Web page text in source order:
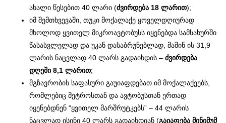
ახალი წესებით 40 ლარი (ძვირდება 18 ლარით);
იმ შემთხვევაში, თუკი მოქალაქე ყოველდღიურად
მხოლოდ ყვითელ მიკროავტობუსს იყენებდა სამსახურში
წასასვლელად და უკან დასაბრუნებლად, მაშინ ის 31,9
ლარის ნაცვლად 40 ლარს გადაიხდის –ძვირდება
დღეში 8,1 ლარით;
მგზავრობის საფასური გაუიაფდებათ იმ მოქალაქეებს,
რომლებიც მეტროსთან და ავტობუსთან ერთად
იყენებდნენ “ყვითელ მარშრუტკებს” – 44 ლარის
ნაცვლად ისინი 40 ლარს გადაიხდიან (გაიაფება მინიმუმ